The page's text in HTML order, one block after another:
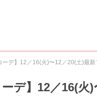
ーデ】12／16(火)〜12／20(土)最
ーデ】12／16(